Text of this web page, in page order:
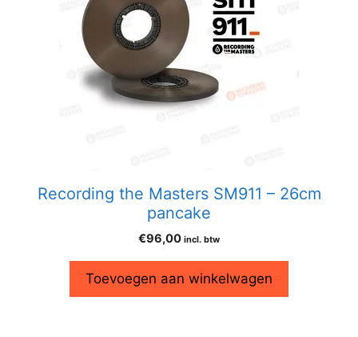
Recording the Masters SM911 – 26cm
pancake
€96,00 incl. btw
Toevoegen aan winkelwagen